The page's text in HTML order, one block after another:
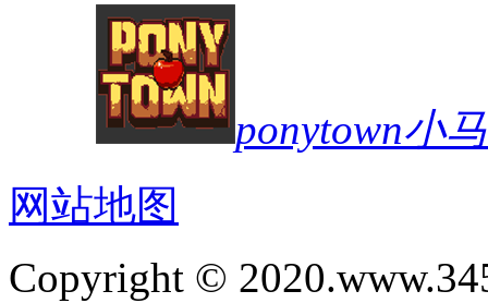
ponytown小
网站地图
Copyright ©